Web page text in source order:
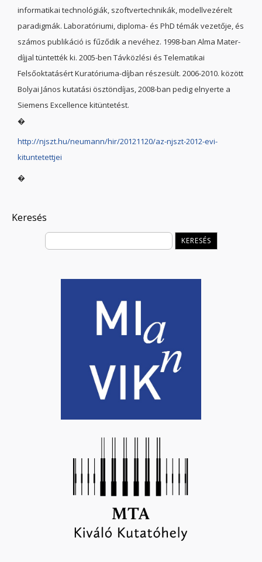
informatikai technológiák, szoftvertechnikák, modellvezérelt
paradigmák. Laboratóriumi, diploma- és PhD témák vezetője, és
számos publikáció is fűződik a nevéhez. 1998-ban Alma Mater-
díjjal tüntették ki. 2005-ben Távközlési és Telematikai
Felsőoktatásért Kuratóriuma-díjban részesült. 2006-2010. között
Bolyai János kutatási ösztöndíjas, 2008-ban pedig elnyerte a
Siemens Excellence kitüntetést.
�
http://njszt.hu/neumann/hir/20121120/az-njszt-2012-evi-
kituntetettjei
�
Keresés